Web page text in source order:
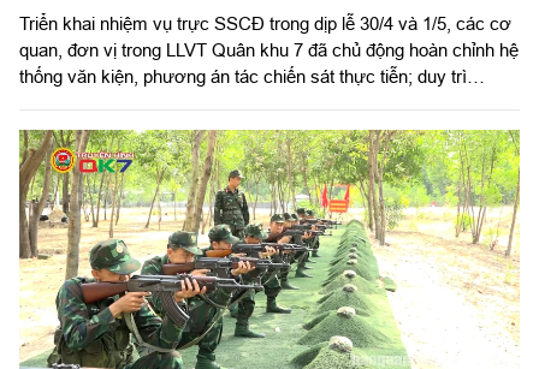
Triển khai nhiệm vụ trực SSCĐ trong dịp lễ 30/4 và 1/5, các cơ
quan, đơn vị trong LLVT Quân khu 7 đã chủ động hoàn chỉnh hệ
thống văn kiện, phương án tác chiến sát thực tiễn; duy trì
hình. Với tinh thần cảnh giác cao, các đơn vị luôn sẵn sàng xử
trí hiệu quả mọi tình huống, không để bị động, bất ngờ, qua đó
góp phần giữ vững an ninh chính trị, trật tự an toàn xã hội trên
địa bàn.